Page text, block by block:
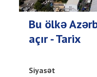
Bu ölkə
açır - Tarix
Siyasət